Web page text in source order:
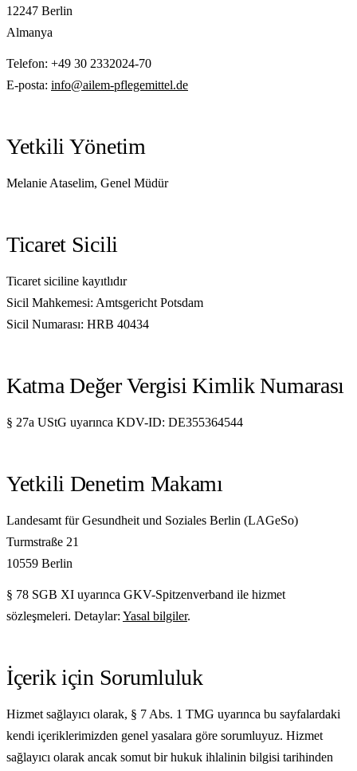
12247 Berlin
Almanya
Telefon: +49 30 2332024-70
E-posta: info@ailem-pflegemittel.de
Yetkili Yönetim
Melanie Ataselim, Genel Müdür
Ticaret Sicili
Ticaret siciline kayıtlıdır
Sicil Mahkemesi: Amtsgericht Potsdam
Sicil Numarası: HRB 40434
Katma Değer Vergisi Kimlik Numarası
§ 27a UStG uyarınca KDV-ID: DE355364544
Yetkili Denetim Makamı
Landesamt für Gesundheit und Soziales Berlin (LAGeSo)
Turmstraße 21
10559 Berlin
§ 78 SGB XI uyarınca GKV-Spitzenverband ile hizmet
sözleşmeleri. Detaylar: Yasal bilgiler.
İçerik için Sorumluluk
Hizmet sağlayıcı olarak, § 7 Abs. 1 TMG uyarınca bu sayfalardaki
kendi içeriklerimizden genel yasalara göre sorumluyuz. Hizmet
sağlayıcı olarak ancak somut bir hukuk ihlalinin bilgisi tarihinden